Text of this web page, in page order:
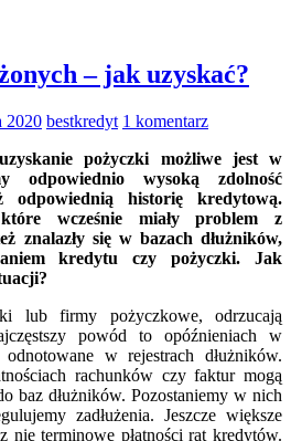
– jak uzyskać?
2020 bestkredyt 1 komentarz
pożyczki możliwe jest w
odpowiednio wysoką zdolność
historię kredytową.
wcześnie miały problem z
znalazły się w bazach dłużników,
kredytu czy pożyczki. Jak
lub firmy pożyczkowe, odrzucają
powód to opóźnieniach w
odnotowane w rejestrach dłużników.
rachunków czy faktur mogą
baz dłużników. Pozostaniemy w nich
zadłużenia. Jeszcze większe
nie terminowe płatności rat kredytów.